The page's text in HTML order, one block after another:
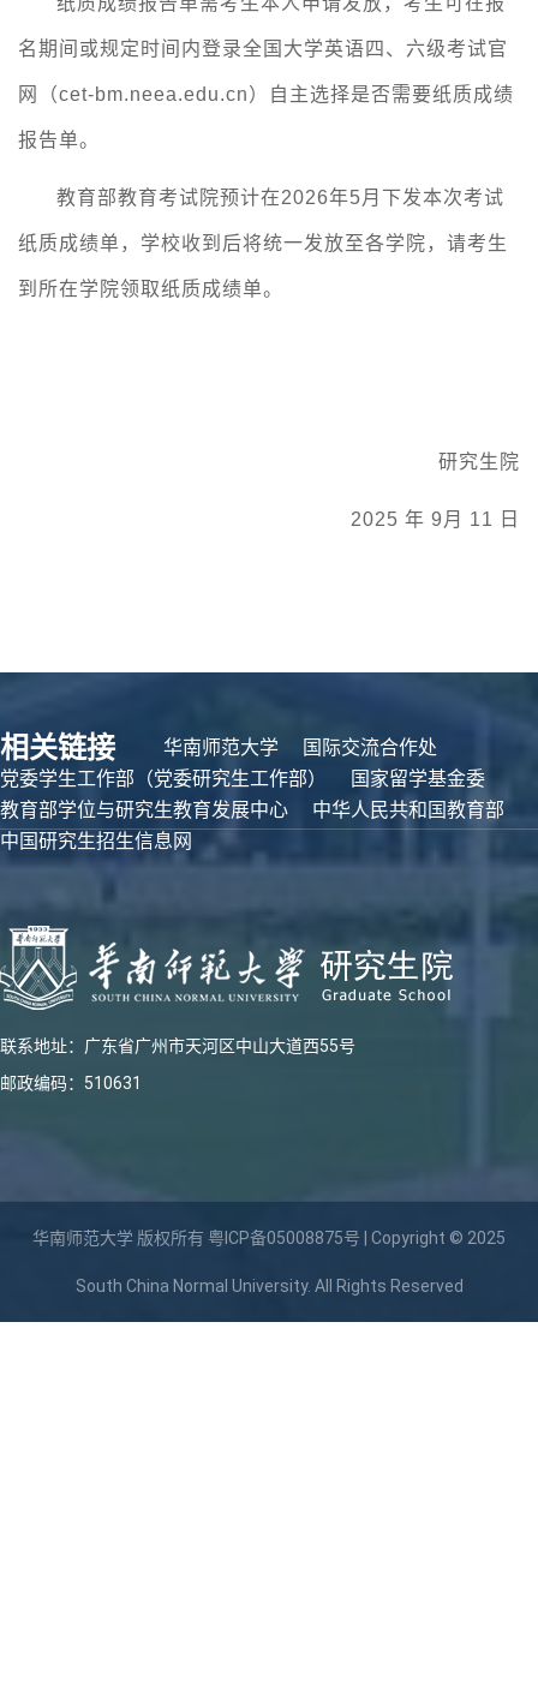
名期间或规定时间内登录全国大学英语四、六级考试官
网（cet-bm.neea.edu.cn）自主选择是否需要纸质成绩
报告单。
教育部教育考试院预计在2026年5月下发本次考试
纸质成绩单，学校收到后将统一发放至各学院，请考生
到所在学院领取纸质成绩单。
研究生院
2025 年 9 月 11 日
相关链接 华南师范大学
国际交流合作处
党委学生工作部（党委研究生工作部）
国家留学基金委
教育部学位与研究生教育发展中心
中华人民共和国教育部
中国研究生招生信息网
联系地址：广东省广州市天河区中山大道西55号
邮政编码：510631
华南师范大学 版权所有 粤ICP备05008875号 | Copyright © 2025
South China Normal University. All Rights Reserved